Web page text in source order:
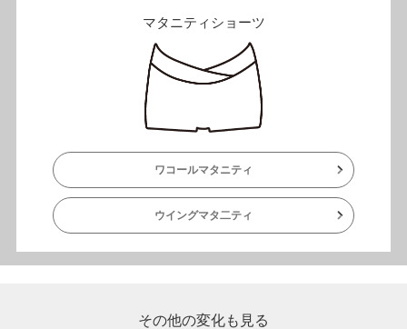
マタニティショーツ
ワコールマタニティ
ウイングマタ二ティ
その他の変化も見る